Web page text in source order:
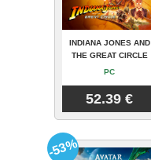
INDIANA JONES AND
THE GREAT CIRCLE
PC
52.39 €
-53%